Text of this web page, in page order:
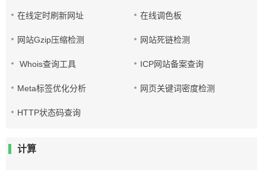
在线定时刷新网址 在线调色板
网站Gzip压缩检测 网站死链检测
Whois查询工具 ICP网站备案查询
Meta标签优化分析 网页关键词密度检测
HTTP状态码查询
计算